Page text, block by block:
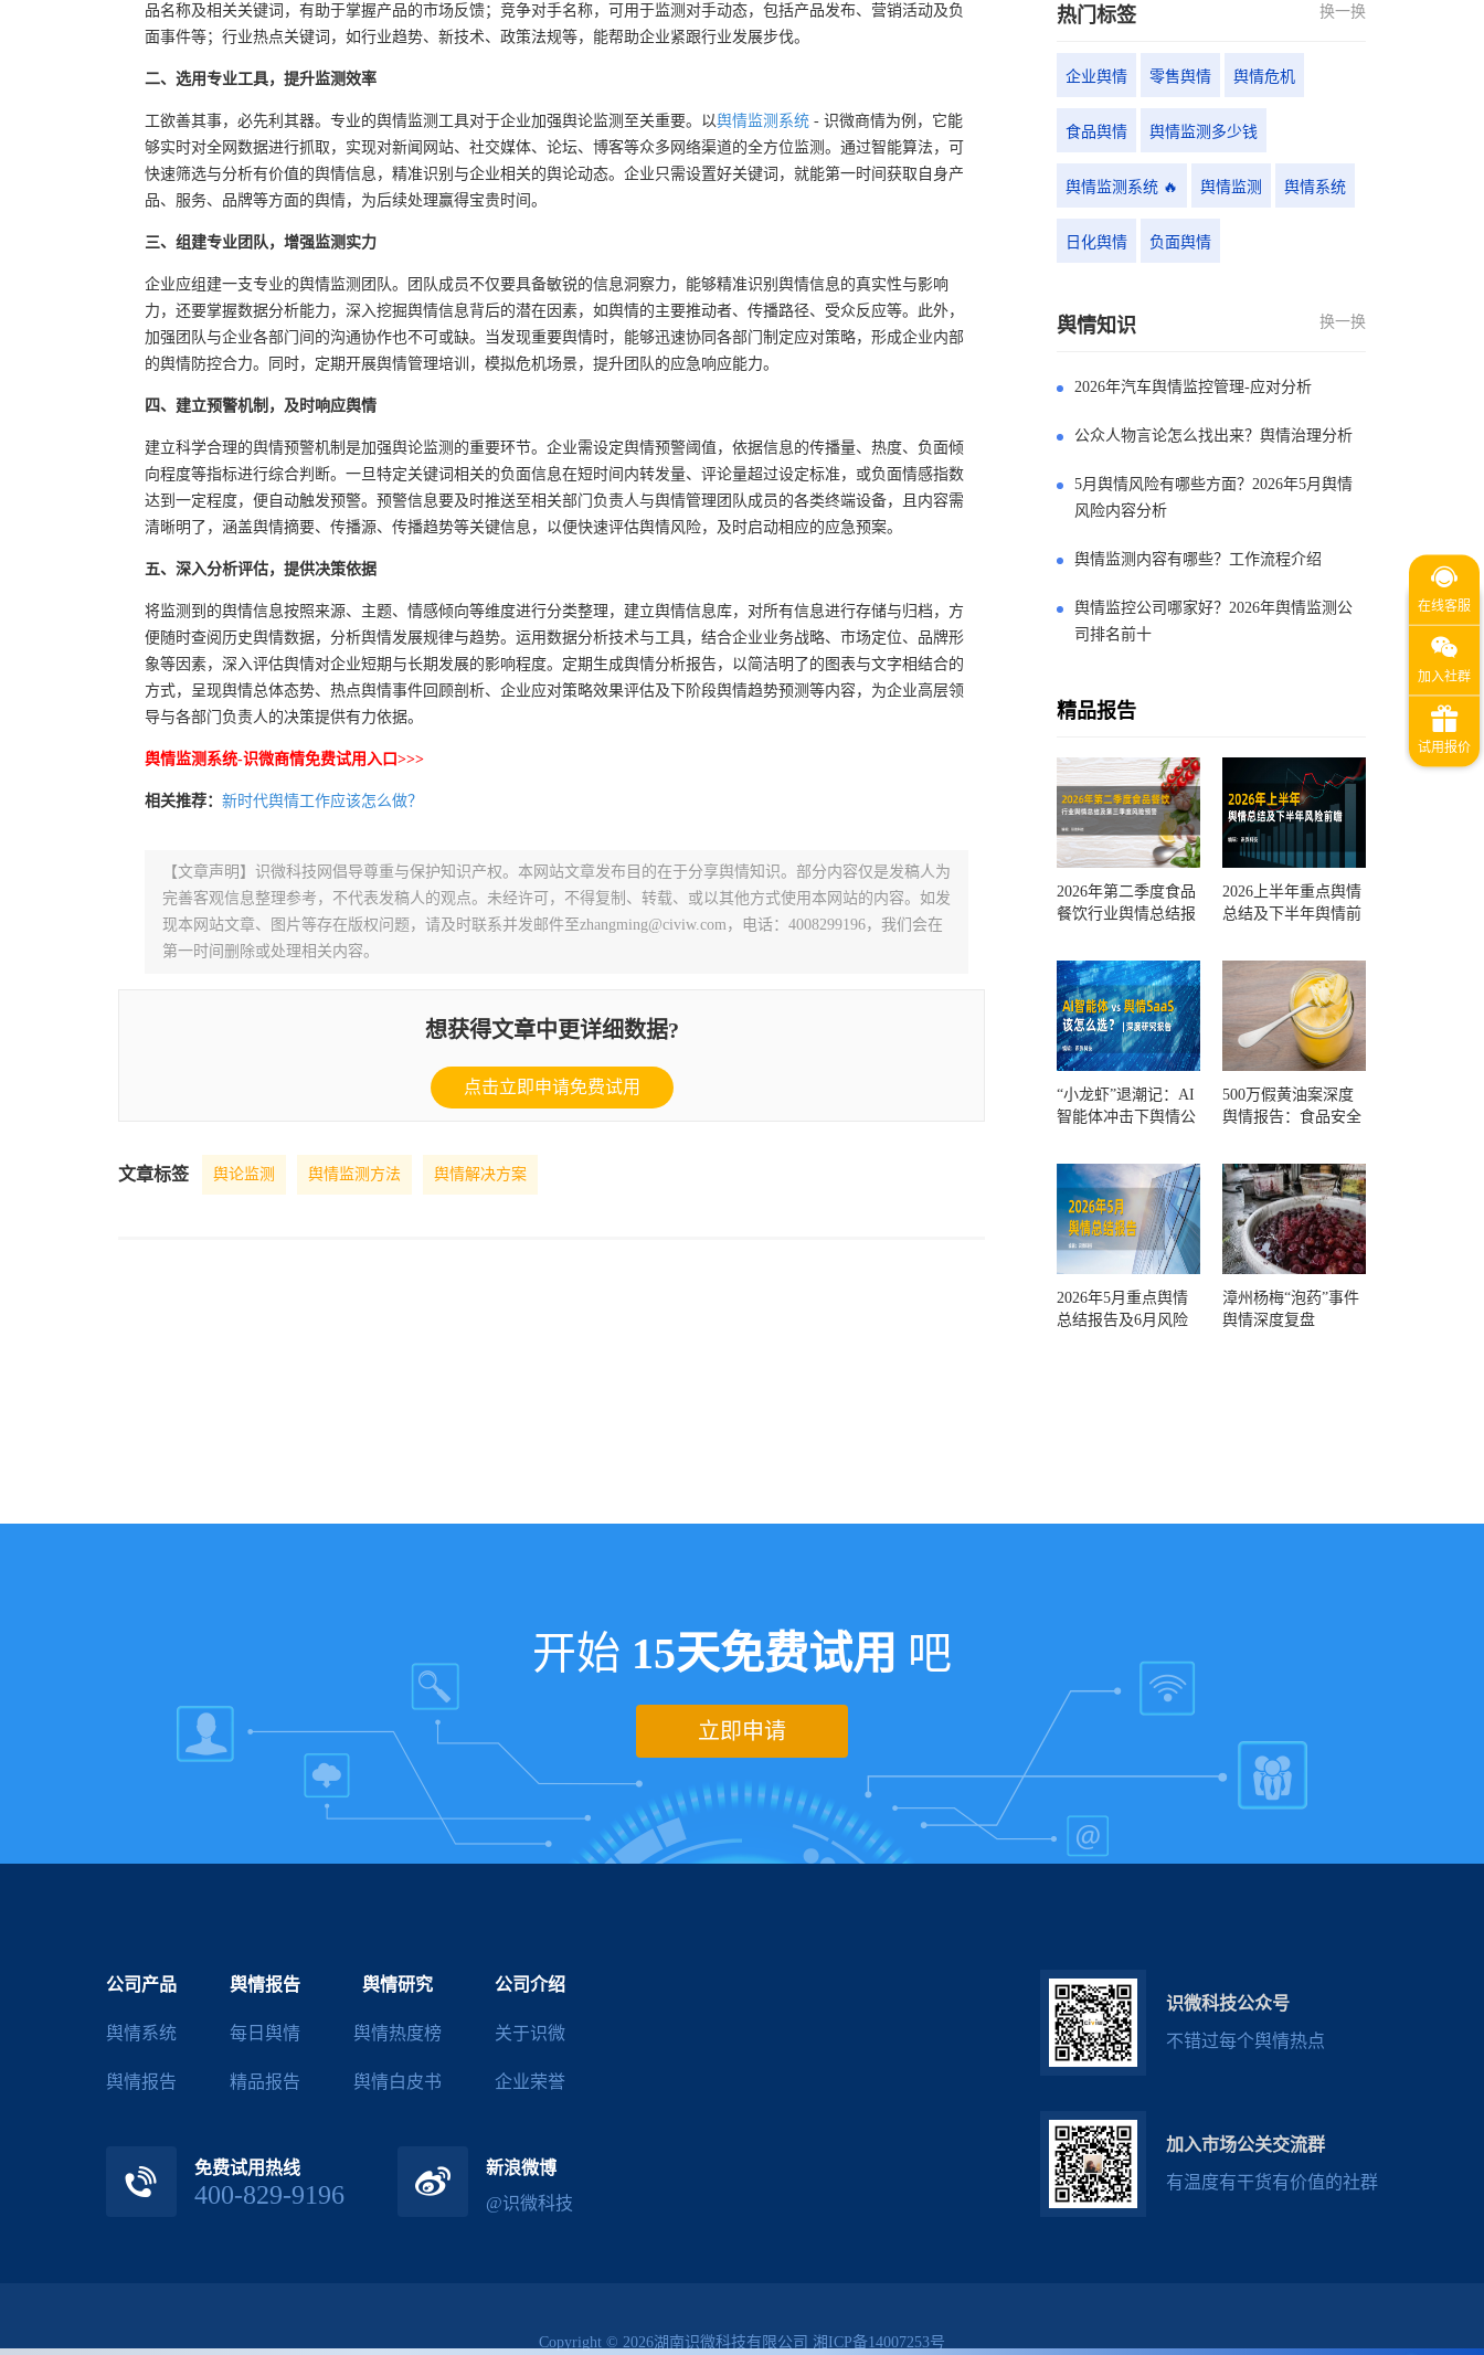
品名称及相关关键词，有助于掌握产品的市场反馈；竞争对手名称，可用于监测对手动态，包括产品发布、营销活动及负
面事件等；行业热点关键词，如行业趋势、新技术、政策法规等，能帮助企业紧跟行业发展步伐。
二、选用专业工具，提升监测效率
工欲善其事，必先利其器。专业的舆情监测工具对于企业加强舆论监测至关重要。以舆情监测系统 - 识微商情为例，它能
够实时对全网数据进行抓取，实现对新闻网站、社交媒体、论坛、博客等众多网络渠道的全方位监测。通过智能算法，可
快速筛选与分析有价值的舆情信息，精准识别与企业相关的舆论动态。企业只需设置好关键词，就能第一时间获取自身产
品、服务、品牌等方面的舆情，为后续处理赢得宝贵时间。
三、组建专业团队，增强监测实力
企业应组建一支专业的舆情监测团队。团队成员不仅要具备敏锐的信息洞察力，能够精准识别舆情信息的真实性与影响
力，还要掌握数据分析能力，深入挖掘舆情信息背后的潜在因素，如舆情的主要推动者、传播路径、受众反应等。此外，
加强团队与企业各部门间的沟通协作也不可或缺。当发现重要舆情时，能够迅速协同各部门制定应对策略，形成企业内部
的舆情防控合力。同时，定期开展舆情管理培训，模拟危机场景，提升团队的应急响应能力。
四、建立预警机制，及时响应舆情
建立科学合理的舆情预警机制是加强舆论监测的重要环节。企业需设定舆情预警阈值，依据信息的传播量、热度、负面倾
向程度等指标进行综合判断。一旦特定关键词相关的负面信息在短时间内转发量、评论量超过设定标准，或负面情感指数
达到一定程度，便自动触发预警。预警信息要及时推送至相关部门负责人与舆情管理团队成员的各类终端设备，且内容需
清晰明了，涵盖舆情摘要、传播源、传播趋势等关键信息，以便快速评估舆情风险，及时启动相应的应急预案。
五、深入分析评估，提供决策依据
将监测到的舆情信息按照来源、主题、情感倾向等维度进行分类整理，建立舆情信息库，对所有信息进行存储与归档，方
便随时查阅历史舆情数据，分析舆情发展规律与趋势。运用数据分析技术与工具，结合企业业务战略、市场定位、品牌形
象等因素，深入评估舆情对企业短期与长期发展的影响程度。定期生成舆情分析报告，以简洁明了的图表与文字相结合的
方式，呈现舆情总体态势、热点舆情事件回顾剖析、企业应对策略效果评估及下阶段舆情趋势预测等内容，为企业高层领
导与各部门负责人的决策提供有力依据。
舆情监测系统-识微商情免费试用入口>>>
相关推荐： 新时代舆情工作应该怎么做？
【文章声明】识微科技网倡导尊重与保护知识产权。本网站文章发布目的在于分享舆情知识。部分内容仅是发稿人为
完善客观信息整理参考，不代表发稿人的观点。未经许可，不得复制、转载、或以其他方式使用本网站的内容。如发
现本网站文章、图片等存在版权问题，请及时联系并发邮件至zhangming@civiw.com，电话：4008299196，我们会在
第一时间删除或处理相关内容。
想获得文章中更详细数据?
点击立即申请免费试用
文章标签 舆论监测 舆情监测方法 舆情解决方案
热门标签 换一换
企业舆情 零售舆情 舆情危机
食品舆情 舆情监测多少钱
舆情监测系统 🔥 舆情监测 舆情系统
日化舆情 负面舆情
舆情知识 换一换
2026年汽车舆情监控管理-应对分析
公众人物言论怎么找出来？舆情治理分析
5月舆情风险有哪些方面？2026年5月舆情
风险内容分析
舆情监测内容有哪些？工作流程介绍
舆情监控公司哪家好？2026年舆情监测公
司排名前十
精品报告
2026年第二季度食品
餐饮行业舆情总结报
测
2026上半年重点舆情
总结及下半年舆情前
“小龙虾”退潮记：AI
智能体冲击下舆情公
500万假黄油案深度
舆情报告：食品安全
一环？
2026年5月重点舆情
总结报告及6月风险
漳州杨梅“泡药”事件
舆情深度复盘
开始 15天免费试用 吧
立即申请
公司产品
舆情系统
舆情报告
舆情报告
每日舆情
精品报告
舆情研究
舆情热度榜
舆情白皮书
公司介绍
关于识微
企业荣誉
免费试用热线
400-829-9196
新浪微博
@识微科技
识微科技公众号
不错过每个舆情热点
加入市场公关交流群
有温度有干货有价值的社群
Copyright © 2026湖南识微科技有限公司 湘ICP备14007253号